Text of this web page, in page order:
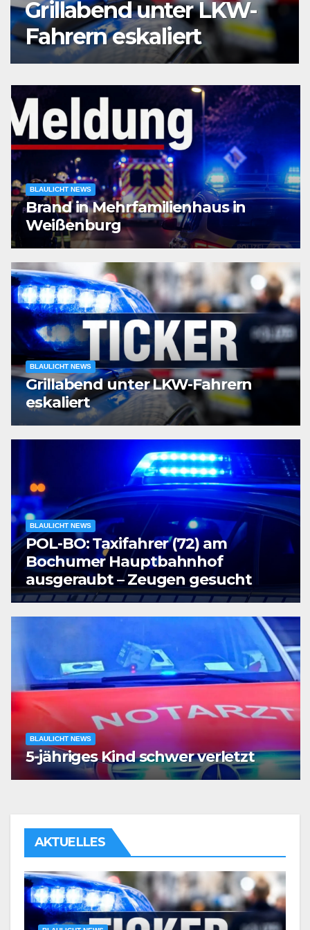
am Bochumer
Hauptbahnhof
ausgeraubt – Zeugen
gesucht
BLAULICHT NEWS
Brand in Mehrfamilienhaus in
Weißenburg
BLAULICHT NEWS
Grillabend unter LKW-Fahrern
eskaliert
BLAULICHT NEWS
POL-BO: Taxifahrer (72) am
Bochumer Hauptbahnhof
ausgeraubt – Zeugen gesucht
BLAULICHT NEWS
5-jähriges Kind schwer verletzt
AKTUELLES
BLAULICHT NEWS